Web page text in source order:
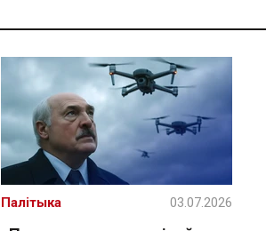
Палітыка 03.07.2026